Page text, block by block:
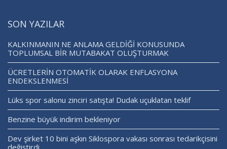
SON YAZILAR
KALKINMANIN NE ANLAMA GELDİĞİ KONUSUNDA
TOPLUMSAL BİR MUTABAKAT OLUŞTURMAK
ÜCRETLERİN OTOMATİK OLARAK ENFLASYONA
ENDEKSLENMESİ
Lüks spor salonu zinciri satışta! Dudak uçuklatan teklif
Benzine büyük indirim bekleniyor
Dev şirket 10 bini aşkın Siklospora vakası sonrası tedarikçisini